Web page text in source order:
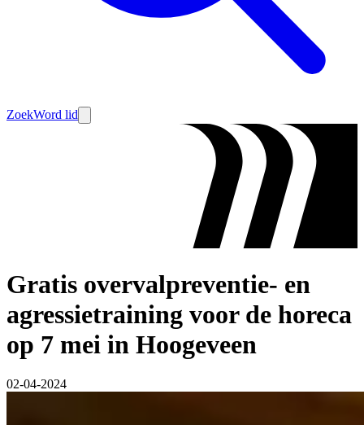
ZoekWord lid
Gratis overvalpreventie- en
agressietraining voor de horeca
op 7 mei in Hoogeveen
02-04-2024